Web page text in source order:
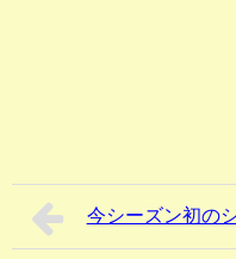
今シーズン初の